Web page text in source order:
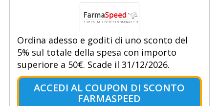
Ordina adesso e goditi di uno sconto del
5% sul totale della spesa con importo
superiore a 50€. Scade il 31/12/2026.
ACCEDI AL COUPON DI SCONTO
FARMASPEED